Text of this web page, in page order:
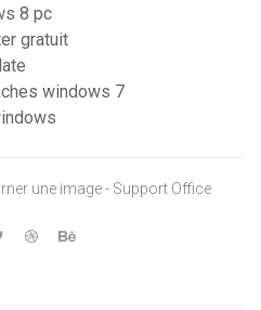
8 pc
gratuit
windows 7
une image - Support Office